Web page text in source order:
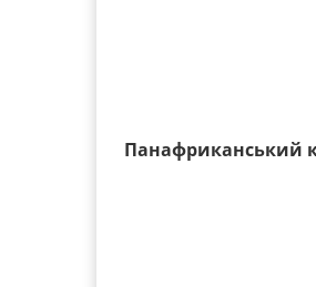
Панафриканський